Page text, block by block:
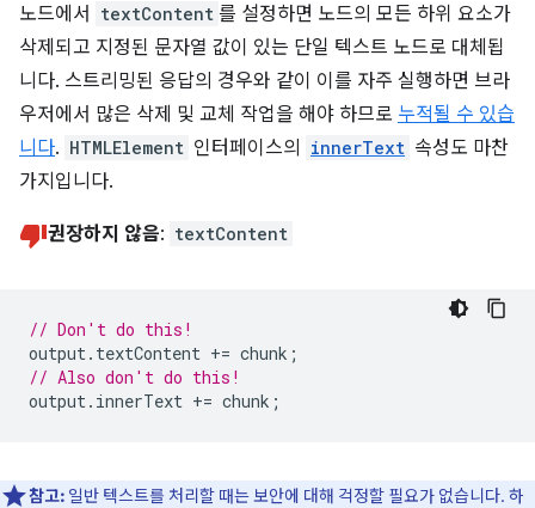
노드에서 textContent 를 설정하면 노드의 모든 하위 요소가
삭제되고 지정된 문자열 값이 있는 단일 텍스트 노드로 대체됩
니다. 스트리밍된 응답의 경우와 같이 이를 자주 실행하면 브라
우저에서 많은 삭제 및 교체 작업을 해야 하므로 누적될 수 있습
니다. HTMLElement 인터페이스의 innerText 속성도 마찬
가지입니다.
권장하지 않음: textContent
// Don't do this!
output. textContent += chunk ;
// Also don't do this!
output. innerText += chunk ;
참고: 일반 텍스트를 처리할 때는 보안에 대해 걱정할 필요가 없습니다. 하